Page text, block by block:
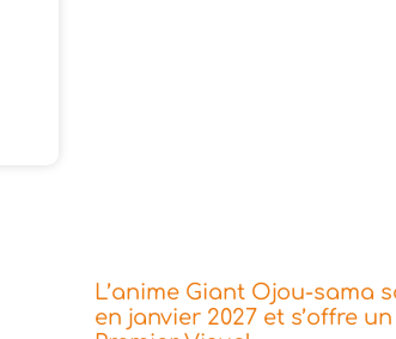
L’anime Giant Ojou-sama
en janvier 2027 et s’offre un